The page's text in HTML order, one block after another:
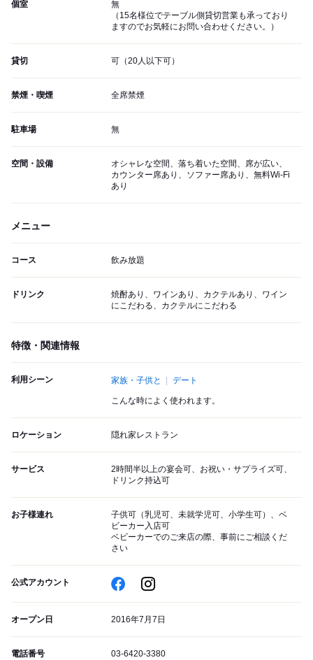
個室
無
（15名様位でテーブル側貸切営業も承っており
ますのでお気軽にお問い合わせください。）
貸切 可（20人以下可）
禁煙・喫煙 全席禁煙
駐車場 無
空間・設備
オシャレな空間、落ち着いた空間、席が広い、
カウンター席あり、ソファー席あり、無料Wi-Fi
あり
メニュー
コース 飲み放題
ドリンク
焼酎あり、ワインあり、カクテルあり、ワイン
にこだわる、カクテルにこだわる
特徴・関連情報
利用シーン 家族・子供と デート
こんな時によく使われます。
ロケーション 隠れ家レストラン
サービス
2時間半以上の宴会可、お祝い・サプライズ可、
ドリンク持込可
お子様連れ
子供可（乳児可、未就学児可、小学生可）、ベ
ビーカー入店可
ベビーカーでのご来店の際、事前にご相談くだ
さい
公式アカウント
オープン日 2016年7月7日
電話番号 03-6420-3380